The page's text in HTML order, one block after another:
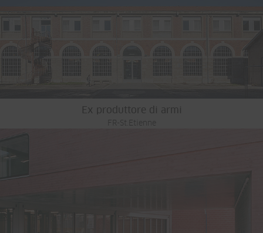
Ex produttore di armi
FR-St.Etienne